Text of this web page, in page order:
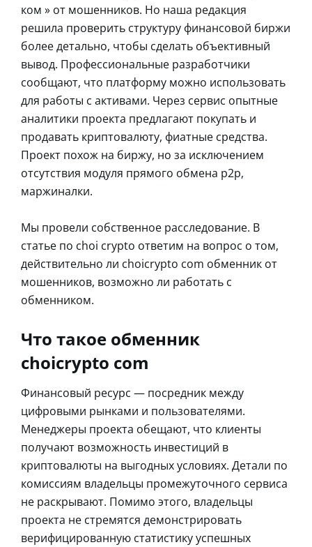
ком » от мошенников. Но наша редакция
решила проверить структуру финансовой биржи
более детально, чтобы сделать объективный
вывод. Профессиональные разработчики
сообщают, что платформу можно использовать
для работы с активами. Через сервис опытные
аналитики проекта предлагают покупать и
продавать криптовалюту, фиатные средства.
Проект похож на биржу, но за исключением
отсутствия модуля прямого обмена p2p,
маржиналки.
Мы провели собственное расследование. В
статье по choi crypto ответим на вопрос о том,
действительно ли choicrypto com обменник от
мошенников, возможно ли работать с
обменником.
Что такое обменник
choicrypto com
Финансовый ресурс — посредник между
цифровыми рынками и пользователями.
Менеджеры проекта обещают, что клиенты
получают возможность инвестиций в
криптовалюты на выгодных условиях. Детали по
комиссиям владельцы промежуточного сервиса
не раскрывают. Помимо этого, владельцы
проекта не стремятся демонстрировать
верифицированную статистику успешных